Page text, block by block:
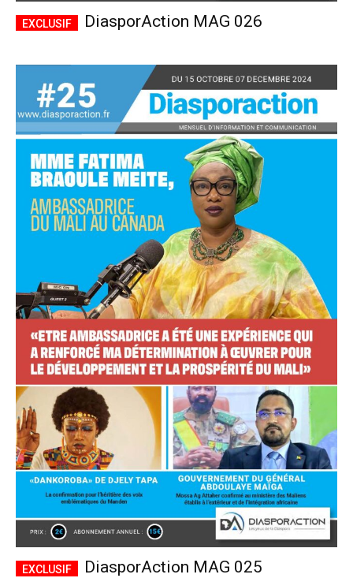
Accès complet
$22 / anplaceholder text
Tous les articles
Annonces
ANNUEL MENSUEL
CHOISIR LE FORFAIT
DiasporAction MAG 026
DiasporAction MAG 025